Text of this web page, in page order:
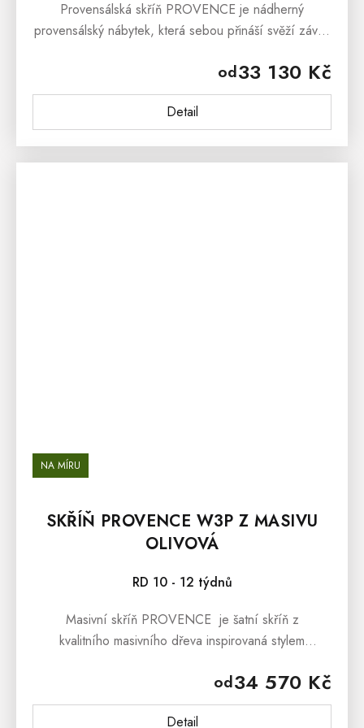
od33 130 Kč
Detail
Provensálská skříň PROVENCE je nádherný
provensálský nábytek, která sebou přináší svěží závan
skříň PROVENCE je...
NA MÍRU
SKŘÍŇ PROVENCE W3P Z MASIVU
OLIVOVÁ
RD 10 - 12 týdnů
od34 570 Kč
Detail
Masivní skříň PROVENCE je šatní skříň z
kvalitního masivního dřeva inspirovaná stylem
PROVENCE je vyrobená z...